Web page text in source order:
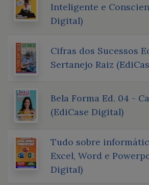
Inteligente e
Digital)
Cifras dos Sucessos
Sertanejo Raiz
Bela Forma Ed. 04 -
(EdiCase Digital)
Tudo sobre
Excel, Word e
Digital)